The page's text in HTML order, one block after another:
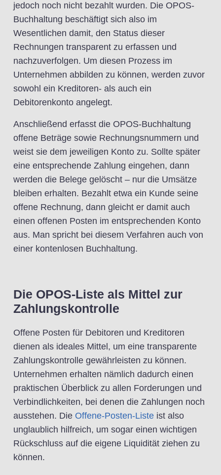
jedoch noch nicht bezahlt wurden. Die OPOS-
Buchhaltung beschäftigt sich also im
Wesentlichen damit, den Status dieser
Rechnungen transparent zu erfassen und
nachzuverfolgen. Um diesen Prozess im
Unternehmen abbilden zu können, werden zuvor
sowohl ein Kreditoren- als auch ein
Debitorenkonto angelegt.
Anschließend erfasst die OPOS-Buchhaltung
offene Beträge sowie Rechnungsnummern und
weist sie dem jeweiligen Konto zu. Sollte später
eine entsprechende Zahlung eingehen, dann
werden die Belege gelöscht – nur die Umsätze
bleiben erhalten. Bezahlt etwa ein Kunde seine
offene Rechnung, dann gleicht er damit auch
einen offenen Posten im entsprechenden Konto
aus. Man spricht bei diesem Verfahren auch von
einer kontenlosen Buchhaltung.
Die OPOS-Liste als Mittel zur
Zahlungskontrolle
Offene Posten für Debitoren und Kreditoren
dienen als ideales Mittel, um eine transparente
Zahlungskontrolle gewährleisten zu können.
Unternehmen erhalten nämlich dadurch einen
praktischen Überblick zu allen Forderungen und
Verbindlichkeiten, bei denen die Zahlungen noch
ausstehen. Die Offene-Posten-Liste ist also
unglaublich hilfreich, um sogar einen wichtigen
Rückschluss auf die eigene Liquidität ziehen zu
können.